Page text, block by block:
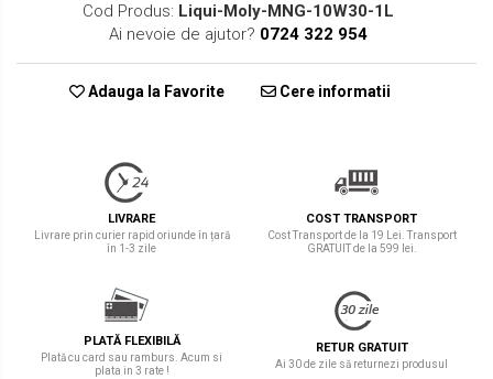
Cod Produs: Liqui-Moly-MNG-10W30-1L
Ai nevoie de ajutor? 0724 322 954
Adauga la Favorite Cere informatii
LIVRARE
Livrare prin curier rapid oriunde în țară
în 1-3 zile
COST TRANSPORT
Cost Transport de la 19 Lei. Transport
GRATUIT de la 599 lei.
PLATĂ FLEXIBILĂ
Plată cu card sau ramburs. Acum si
plata in 3 rate !
RETUR GRATUIT
Ai 30 de zile să returnezi produsul